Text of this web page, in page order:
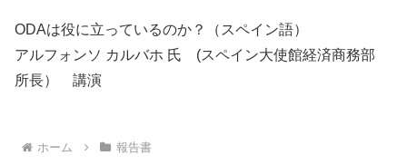
ODAは役に立っているのか？（スペイン語）
アルフォンソ カルバホ 氏 (スペイン大使館経済商務部
所長） 講演
ホーム 報告書